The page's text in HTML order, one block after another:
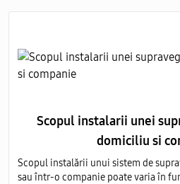
Scopul instalarii unei
domiciliu si
Scopul instalării unui sistem de
sau într-o companie poate varia în